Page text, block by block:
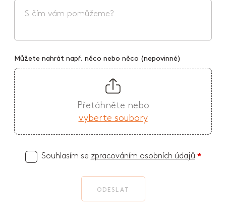
Můžete nahrát např. něco nebo něco (nepovinné)
Přetáhněte nebo
vyberte soubory
Souhlasím se zpracováním osobních údajů *
ODESLAT